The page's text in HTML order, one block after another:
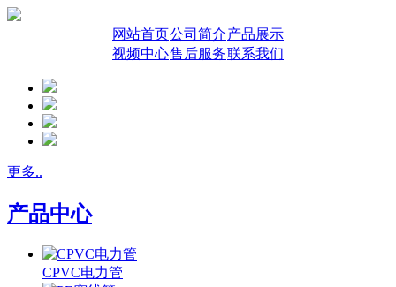
网站首页公司简介产品展示
视频中心售后服务联系我们
更多..
产品中心
CPVC电力管